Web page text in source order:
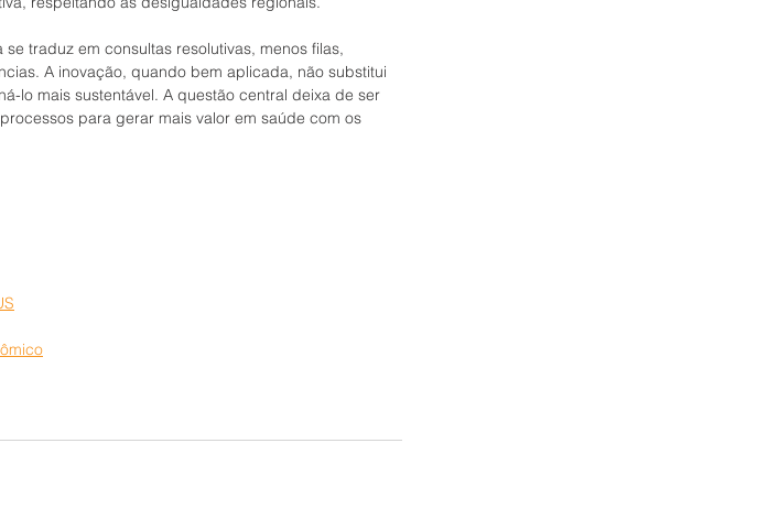
traduz em consultas resolutivas, menos filas,
A inovação, quando bem aplicada, não substitui
lo mais sustentável. A questão central deixa de ser
para gerar mais valor em saúde com os